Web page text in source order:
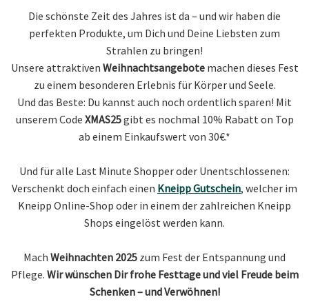
Die schönste Zeit des Jahres ist da – und wir haben die
perfekten Produkte, um Dich und Deine Liebsten zum
Strahlen zu bringen!
Unsere attraktiven Weihnachtsangebotemachen dieses Fest
zu einem besonderen Erlebnis für Körper und Seele.
Und das Beste: Du kannst auch noch ordentlich sparen! Mit
unserem Code XMAS25gibt es nochmal 10% Rabatt on Top
ab einem Einkaufswert von 30€.*
Und für alle Last Minute Shopper oder Unentschlossenen:
Verschenkt doch einfach einen Kneipp Gutschein, welcher im
Kneipp Online-Shop oder in einem der zahlreichen Kneipp
Shops eingelöst werden kann.
Mach Weihnachten 2025 zum Fest der Entspannung und
Pflege. Wir wünschen Dir frohe Festtage und viel Freude beim
Schenken – und Verwöhnen!